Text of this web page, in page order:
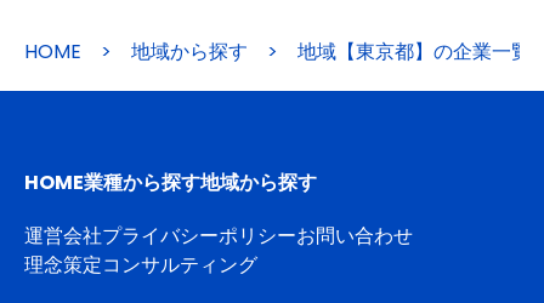
HOME > 地域から探す > 地域【東京都】の企業一覧
HOME業種から探す地域から探す
運営会社プライバシーポリシーお問い合わせ
理念策定コンサルティング